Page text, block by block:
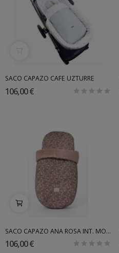
SACO CAPAZO CAFE UZTURRE
106,00 €
SACO CAPAZO ANA ROSA INT. MOUTON UZTURRE
106,00 €